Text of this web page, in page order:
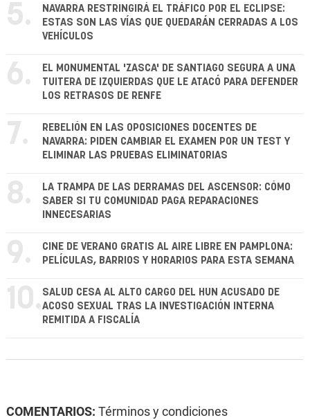
5.
NAVARRA RESTRINGIRÁ EL TRÁFICO POR EL ECLIPSE:
ESTAS SON LAS VÍAS QUE QUEDARÁN CERRADAS A LOS
VEHÍCULOS
6.
EL MONUMENTAL 'ZASCA' DE SANTIAGO SEGURA A UNA
TUITERA DE IZQUIERDAS QUE LE ATACÓ PARA DEFENDER
LOS RETRASOS DE RENFE
7.
REBELIÓN EN LAS OPOSICIONES DOCENTES DE
NAVARRA: PIDEN CAMBIAR EL EXAMEN POR UN TEST Y
ELIMINAR LAS PRUEBAS ELIMINATORIAS
8.
LA TRAMPA DE LAS DERRAMAS DEL ASCENSOR: CÓMO
SABER SI TU COMUNIDAD PAGA REPARACIONES
INNECESARIAS
9.
CINE DE VERANO GRATIS AL AIRE LIBRE EN PAMPLONA:
PELÍCULAS, BARRIOS Y HORARIOS PARA ESTA SEMANA
10. SALUD CESA AL ALTO CARGO DEL HUN ACUSADO DE
ACOSO SEXUAL TRAS LA INVESTIGACIÓN INTERNA
REMITIDA A FISCALÍA
COMENTARIOS: Términos y condiciones